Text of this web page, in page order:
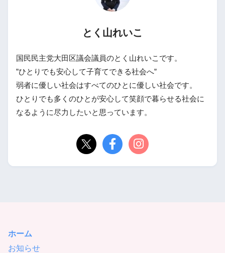
とく山れいこ
国民民主党大田区議会議員のとく山れいこです。
”ひとりでも安心して子育てできる社会へ”
弱者に優しい社会はすべてのひとに優しい社会です。
ひとりでも多くのひとが安心して笑顔で暮らせる社会に
なるように尽力したいと思っています。
ホーム
お知らせ